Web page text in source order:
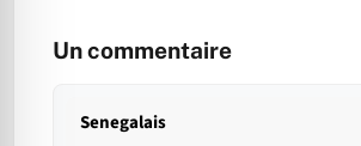
Un commentaire
Senegalais